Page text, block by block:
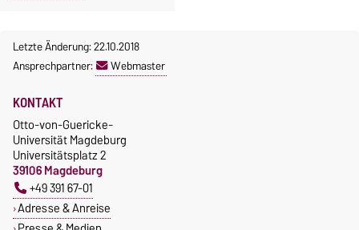
Letzte Änderung: 22.10.2018
Ansprechpartner:
Webmaster
KONTAKT
Otto-von-Guericke-
Universität Magdeburg
Universitätsplatz 2
39106 Magdeburg
+49 391 67-01
Adresse & Anreise